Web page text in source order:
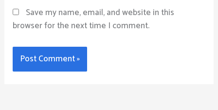
Save my name, email, and website in this
browser for the next time I comment.